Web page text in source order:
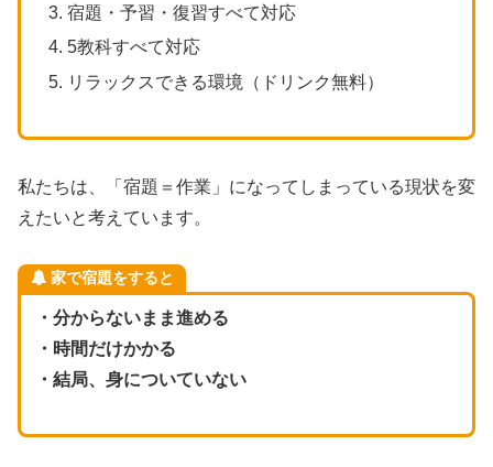
宿題・予習・復習すべて対応
5教科すべて対応
リラックスできる環境（ドリンク無料）
私たちは、「宿題＝作業」になってしまっている現状を変
えたいと考えています。
家で宿題をすると
・分からないまま進める
・時間だけかかる
・結局、身についていない